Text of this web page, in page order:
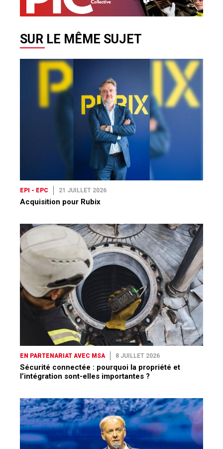
SUR LE MÊME SUJET
EPI - EPC 21 JUILLET 2026
Acquisition pour Rubix
EN PARTENARIAT AVEC MSA 8 JUILLET 2026
Sécurité connectée : pourquoi la propriété et
l’intégration sont-elles importantes ?